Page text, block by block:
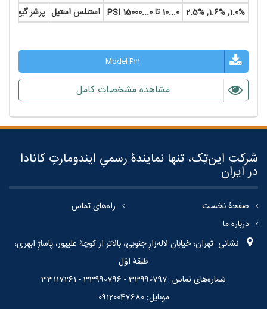
1.0%, 1.6%, 2.5%
0...10 تا 0...15000 PSI استنلس استیل پرشر گیج
Model P21
مشاهده مشخصات کامل
شرکتِ این‌تِک، تنها نمایندۀ رسمیِ ایندومارتِ کانادا
در ایران
صفحۀ نخست
راه‌های تماس
درباره ما
نشانی: تهران، خیابانِ لاله‌زارِ جنوبی، بالاتر از کوچۀ علیپور، پاساژِ ابهری،
طبقۀ اوّل
شماره‌های تماس: 33990797 - 33990796 - 33117261
موبایل: 09120047680